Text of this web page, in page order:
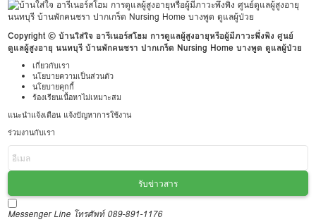
Copyright © บ้านใส่ใจ อารีเนอร์สโฮม การดูแลผู้สูงอายุหรือผู้มีภาวะพึ่งพิง ศูนย์
ดูแลผู้สูงอายุ นนทบุรี บ้านพักคนชรา ปากเกร็ด Nursing Home บางพูด ดูแลผู้ป่วย
เกี่ยวกับเรา
นโยบายความเป็นส่วนตัว
นโยบายคุกกี้
ร้องเรียนเนื้อหาไม่เหมาะสม
แนะนำแจ้งเตือน แจ้งปัญหาการใช้งาน
ร่วมงานกับเรา
รับข่าวสาร
Messenger Line โทรศัพท์ 089-891-1176